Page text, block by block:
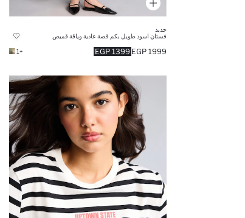
جديد
فستان اسود طويل بكم قصة عادية وياقة قميص
1399 EGP 1999 EGP
+1